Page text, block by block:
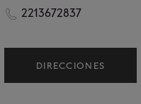
2213672837
DIRECCIONES